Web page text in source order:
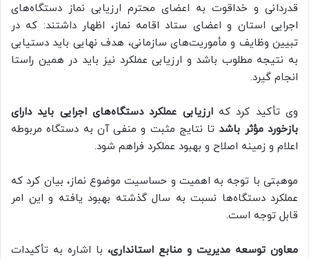
قدردانی و خداقوت به اعضای محترم ارزیابی نماز دستگاه‌های
اجرایی استان و اعضای ستاد اقامه نماز، اظهار داشتند: که در
تبیین وظایف و مأموریت‌های سازمانی، هدف نهایی باید دستیابی
به نتیجه مطلوب باشد و ارزیابی عملکرد نیز باید در همین راستا
انجام گیرد.
وی تأکید کرد کهارزیابی عملکرد دستگاه‌های اجرایی باید دارای
بازخورد مؤثر باشد تا نتایج مثبت و منفی آن به دستگاه مربوطه
اعلام و زمینه اصلاح و بهبود عملکرد فراهم شود.
موهبتی با توجه به اهمیت و حساسیت موضوع نماز، بیان کرد که
عملکرد دستگاه‌ها نسبت به سال گذشته بهبود یافته و این امر
قابل توجه است.
معاون توسعه مدیریت و منابع استانداری، با اشاره به تأکیدات